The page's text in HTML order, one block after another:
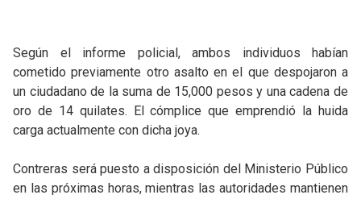
Según el informe policial, ambos individuos habían
cometido previamente otro asalto en el que despojaron a
un ciudadano de la suma de 15,000 pesos y una cadena de
oro de 14 quilates. El cómplice que emprendió la huida
carga actualmente con dicha joya.
Contreras será puesto a disposición del Ministerio Público
en las próximas horas, mientras las autoridades mantienen